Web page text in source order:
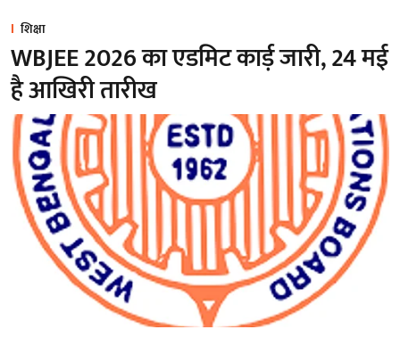
शिक्षा
WBJEE 2026 का एडमिट कार्ड़ जारी, 24 मई
है आखिरी तारीख